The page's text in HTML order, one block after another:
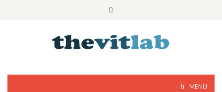
MENU